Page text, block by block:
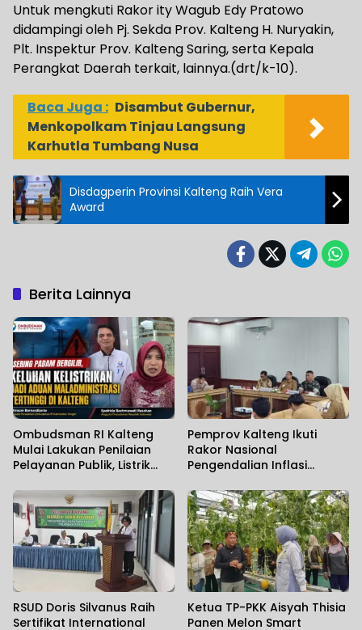
Untuk mengkuti Rakor ity Wagub Edy Pratowo
didampingi oleh Pj. Sekda Prov. Kalteng H. Nuryakin,
Plt. Inspektur Prov. Kalteng Saring, serta Kepala
Perangkat Daerah terkait, lainnya.(drt/k-10).
Baca Juga : Disambut Gubernur,
Menkopolkam Tinjau Langsung
Karhutla Tumbang Nusa
Disdagperin Provinsi Kalteng Raih Vera
Award
Berita Lainnya
Ombudsman RI Kalteng
Mulai Lakukan Penilaian
Pelayanan Publik, Listrik
Pemprov Kalteng Ikuti
Rakor Nasional
Pengendalian Inflasi
RSUD Doris Silvanus Raih
Sertifikat International
Ketua TP-PKK Aisyah Thisia
Panen Melon Smart